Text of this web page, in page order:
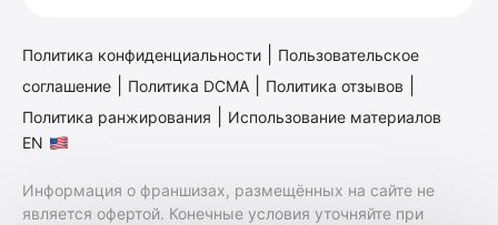
Политика конфиденциальности
Пользовательское
соглашение
Политика DCMA Политика отзывов
Политика ранжирования
Использование материалов
EN
Информация о франшизах, размещённых на сайте не
является офертой. Конечные условия уточняйте при